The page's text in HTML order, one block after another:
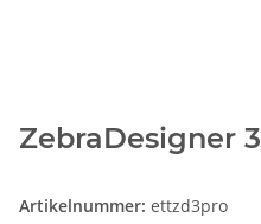
ZebraDesigner 3
Artikelnummer: ettzd3pro